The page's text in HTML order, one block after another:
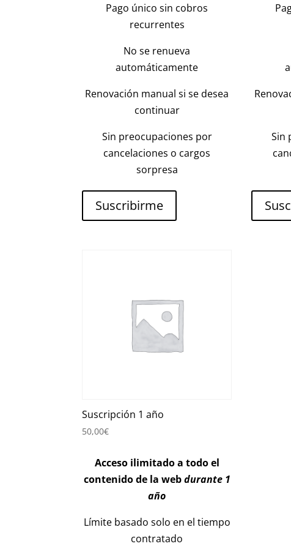
Pago único sin cobros
recurrentes
No se renueva
automáticamente
Renovación manual si se desea
continuar
Sin preocupaciones por
cancelaciones o cargos
sorpresa
Suscribirme
Sin
Suscripción 1 año
50,00€
Acceso ilimitado a todo el
contenido de la webdurante 1
año
Límite basado solo en el tiempo
contratado